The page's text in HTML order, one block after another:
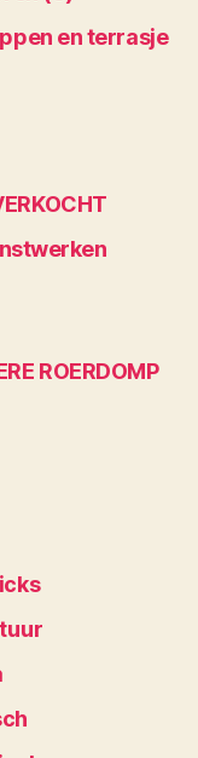
en terrasje
ROERDOMP